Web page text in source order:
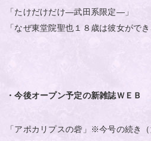
「たけだけだけ―武田系限定―」
「なぜ東堂院聖也１８歳は彼女ができ
・今後オープン予定の新雑誌ＷＥＢ
「アポカリプスの砦」※今号の続き